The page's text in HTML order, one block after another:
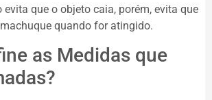
evita que o objeto caia, porém, evita que
quando for atingido.
as Medidas que